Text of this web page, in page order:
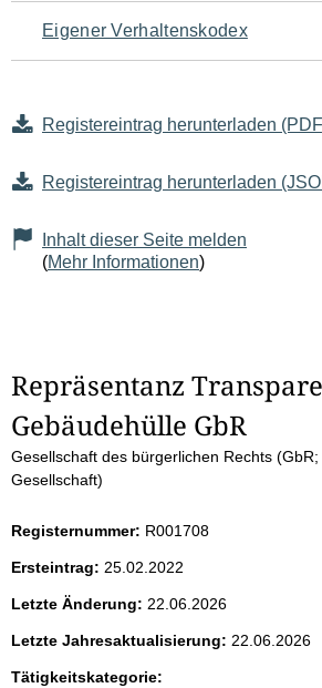
Eigener Verhaltenskodex
Registereintrag herunterladen
Registereintrag herunterladen
Inhalt dieser Seite melden
(Mehr Informationen)
S
e
i
t
e
n
i
Repräsentanz
Gebäudehülle GbR
Gesellschaft des bürgerlichen Rechts (GbR;
Gesellschaft)
Registernummer: R001708
Ersteintrag: 25.02.2022
Letzte Änderung: 22.06.2026
Letzte Jahresaktualisierung: 22.06.2026
Tätigkeitskategorie: